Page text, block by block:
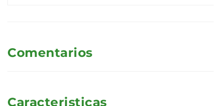
Comentarios
Caracteristicas